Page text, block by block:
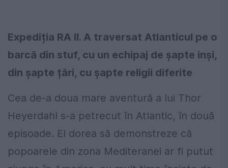
Expediția RA II. A traversat Atlanticul pe o
barcă din stuf, cu un echipaj de șapte inși,
din șapte țări, cu șapte religii diferite
Cea de-a doua mare aventură a lui Thor
Heyerdahl s-a petrecut în Atlantic, în două
episoade. El dorea să demonstreze că
popoarele din zona Mediteranei ar fi putut